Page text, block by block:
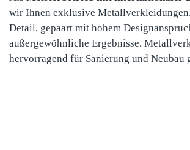
wir Ihnen exklusive
Detail, gepaart mit hohem
außergewöhnliche Ergebnisse.
hervorragend für Sanierung und Neubau